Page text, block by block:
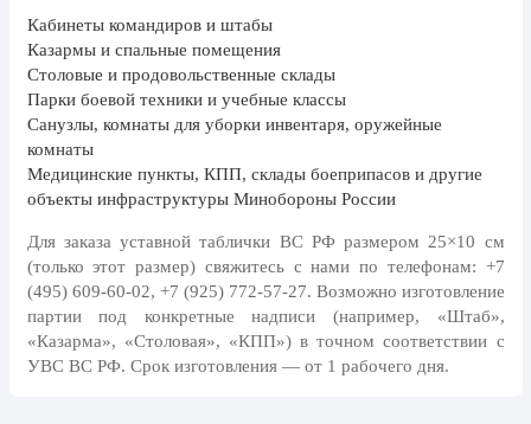
28 июля, День Крещения Руси
2 августа, День ВДВ
Кабинеты командиров и штабы
Казармы и спальные помещения
Столовые и продовольственные склады
Парки боевой техники и учебные классы
Санузлы, комнаты для уборки инвентаря, оружейные
комнаты
Медицинские пункты, КПП, склады боеприпасов и другие
объекты инфраструктуры Минобороны России
Для заказа уставной таблички ВС РФ размером 25×10 см
(только этот размер) свяжитесь с нами по телефонам: +7
(495) 609-60-02, +7 (925) 772-57-27. Возможно изготовление
партии под конкретные надписи (например, «Штаб»,
«Казарма», «Столовая», «КПП») в точном соответствии с
УВС ВС РФ. Срок изготовления — от 1 рабочего дня.